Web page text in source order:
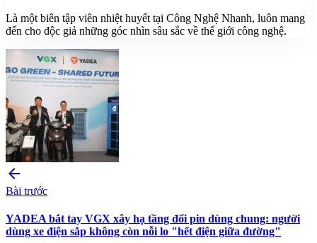
Là một biên tập viên nhiệt huyết tại Công Nghệ Nhanh, luôn mang
đến cho độc giả những góc nhìn sâu sắc về thế giới công nghệ.
arrow_back
Bài trước
YADEA bắt tay VGX xây hạ tầng đổi pin dùng chung: người
dùng xe điện sắp không còn nỗi lo "hết điện giữa đường"